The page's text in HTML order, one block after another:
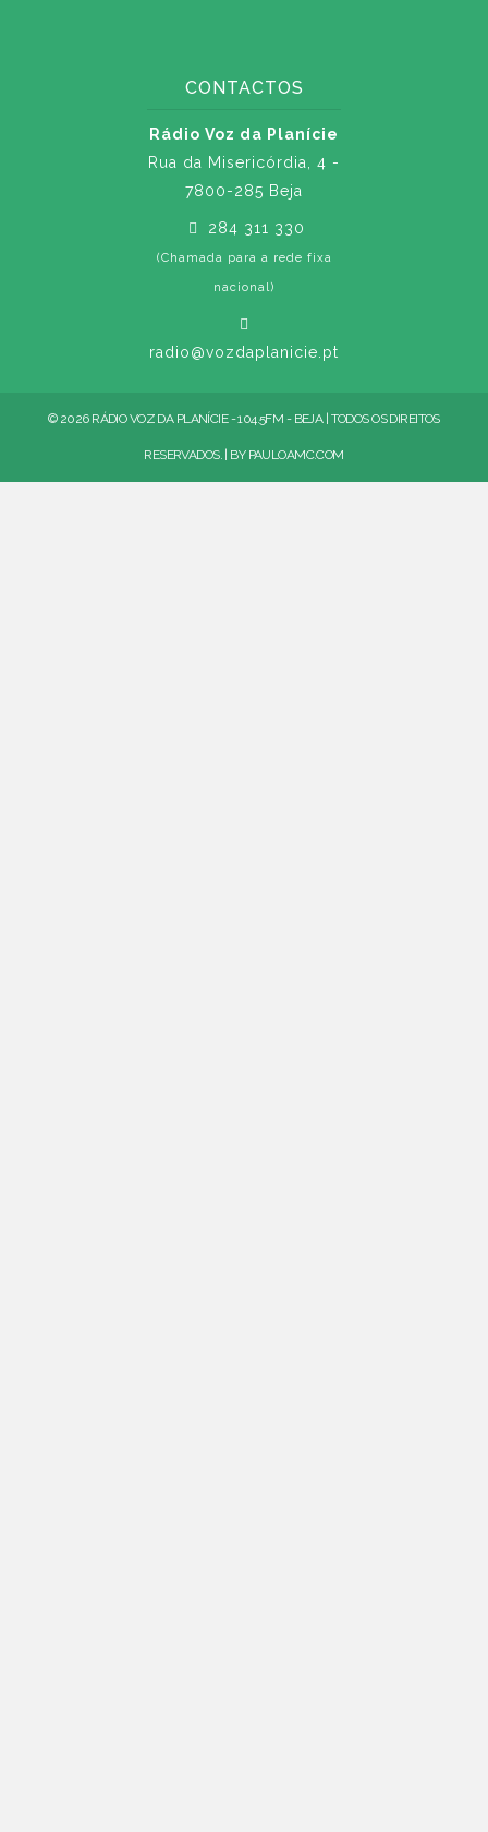
CONTACTOS
Rádio Voz da Planície
Rua da Misericórdia, 4 -
7800-285 Beja
284 311 330
(Chamada para a rede fixa
nacional)
radio@vozdaplanicie.pt
© 2026 RÁDIO VOZ DA PLANÍCIE - 104.5FM - BEJA | TODOS OS DIREITOS
RESERVADOS. | BY PAULOAMC.COM